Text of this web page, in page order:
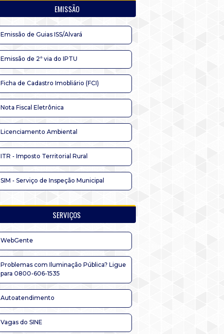
EMISSÃO
Emissão de Guias ISS/Alvará
Emissão de 2ª via do IPTU
Ficha de Cadastro Imobliário (FCI)
Nota Fiscal Eletrônica
Licenciamento Ambiental
ITR - Imposto Territorial Rural
SIM - Serviço de Inspeção Municipal
SERVIÇOS
WebGente
Problemas com Iluminação Pública? Ligue
para 0800-606-1535
Autoatendimento
Vagas do SINE